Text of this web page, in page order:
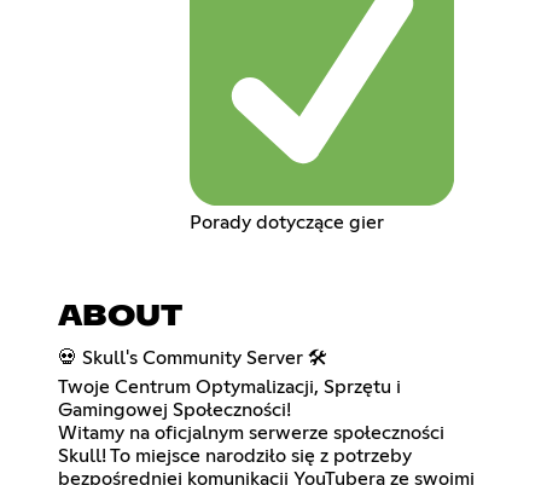
Porady dotyczące gier
ABOUT
💀 Skull's Community Server 🛠️
Twoje Centrum Optymalizacji, Sprzętu i
Gamingowej Społeczności!
Witamy na oficjalnym serwerze społeczności
Skull! To miejsce narodziło się z potrzeby
bezpośredniej komunikacji YouTubera ze swoimi